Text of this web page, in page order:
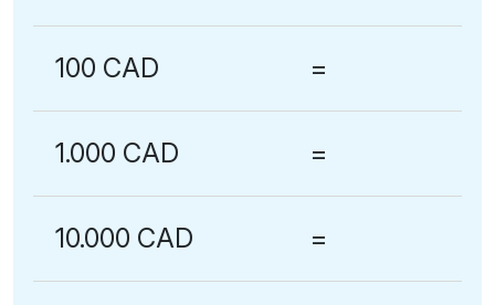
100 CAD =
1.000 CAD =
10.000 CAD =